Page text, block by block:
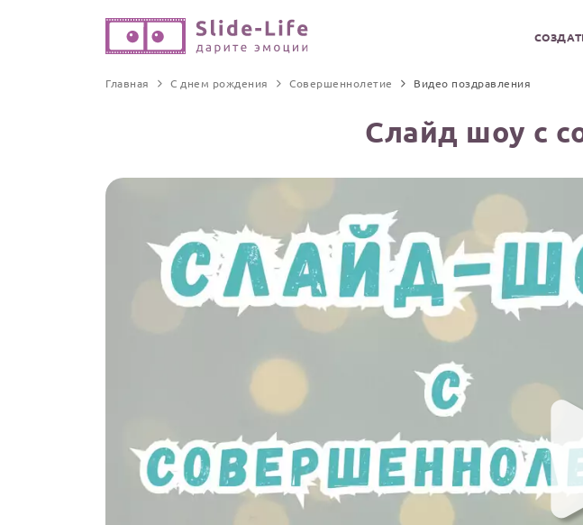
Главная С днем рождения Совершеннолетие Видео поздравления
Слайд шоу с